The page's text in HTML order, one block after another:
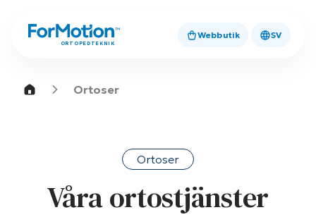
ORTOPEDTEKNIK
Webbutik SV
Ortoser
Ortoser
Våra ortostjänster